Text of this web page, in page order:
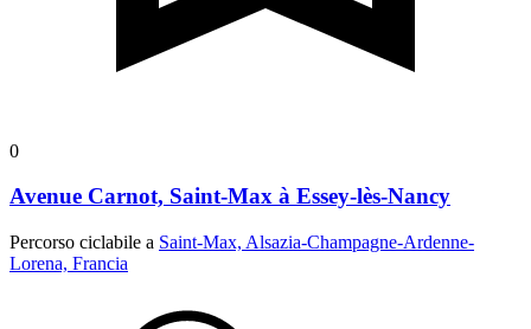
0
Avenue Carnot, Saint-Max à Essey-lès-Nancy
Percorso ciclabile a Saint-Max, Alsazia-Champagne-Ardenne-
Lorena, Francia